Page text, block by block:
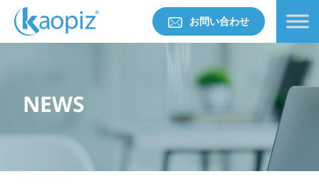
お問い合わせ
NEWS